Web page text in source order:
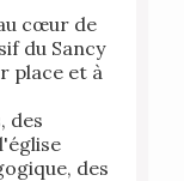
cœur de
du Sancy
place et à
des
des